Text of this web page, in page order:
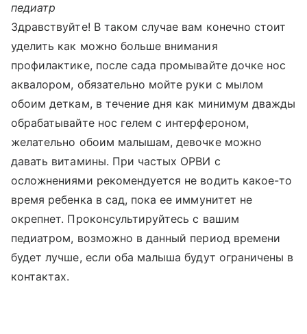
педиатр
Здравствуйте! В таком случае вам конечно стоит
уделить как можно больше внимания
профилактике, после сада промывайте дочке нос
аквалором, обязательно мойте руки с мылом
обоим деткам, в течение дня как минимум дважды
обрабатывайте нос гелем с интерфероном,
желательно обоим малышам, девочке можно
давать витамины. При частых ОРВИ с
осложнениями рекомендуется не водить какое-то
время ребенка в сад, пока ее иммунитет не
окрепнет. Проконсультируйтесь с вашим
педиатром, возможно в данный период времени
будет лучше, если оба малыша будут ограничены в
контактах.